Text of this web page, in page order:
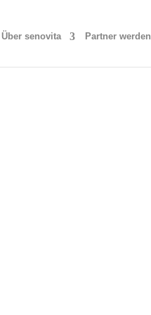
Über senovita Partner werden